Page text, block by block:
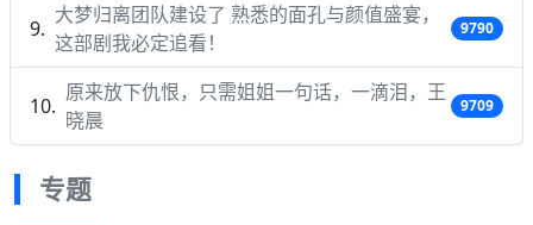
大梦归离团队建设了 熟悉的面孔与颜值盛宴，
这部剧我必定追看！
9790
原来放下仇恨，只需姐姐一句话，一滴泪，王
晓晨
9709
专题